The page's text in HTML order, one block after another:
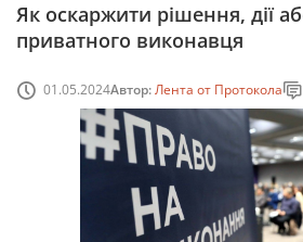
Як оскаржити рішення, дії
приватного виконавця
01.05.2024Автор:Лента от Протокола